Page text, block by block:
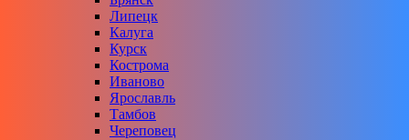
Липецк
Калуга
Курск
Кострома
Иваново
Ярославль
Тамбов
Череповец